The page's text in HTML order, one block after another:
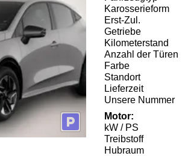
Karosserieform
Erst-Zul.
Getriebe
Kilometerstand
Anzahl der Türen
Farbe
Standort
Lieferzeit
Unsere Nummer
Motor:
kW / PS
Treibstoff
Hubraum